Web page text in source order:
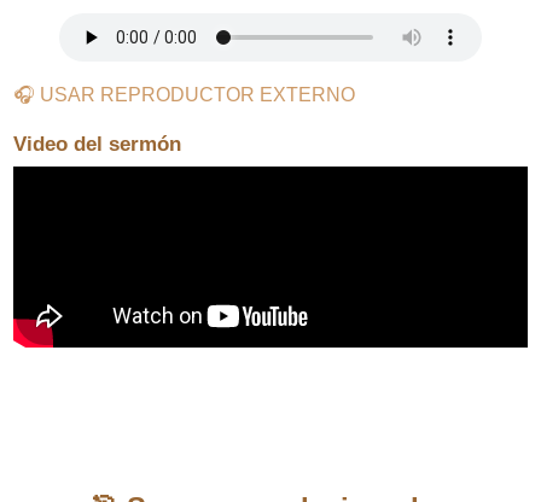
🎧 USAR REPRODUCTOR EXTERNO
Video del sermón